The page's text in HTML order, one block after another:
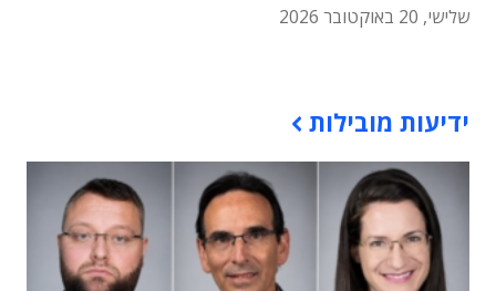
שלישי, 20 באוקטובר 2026
ידיעות מובילות